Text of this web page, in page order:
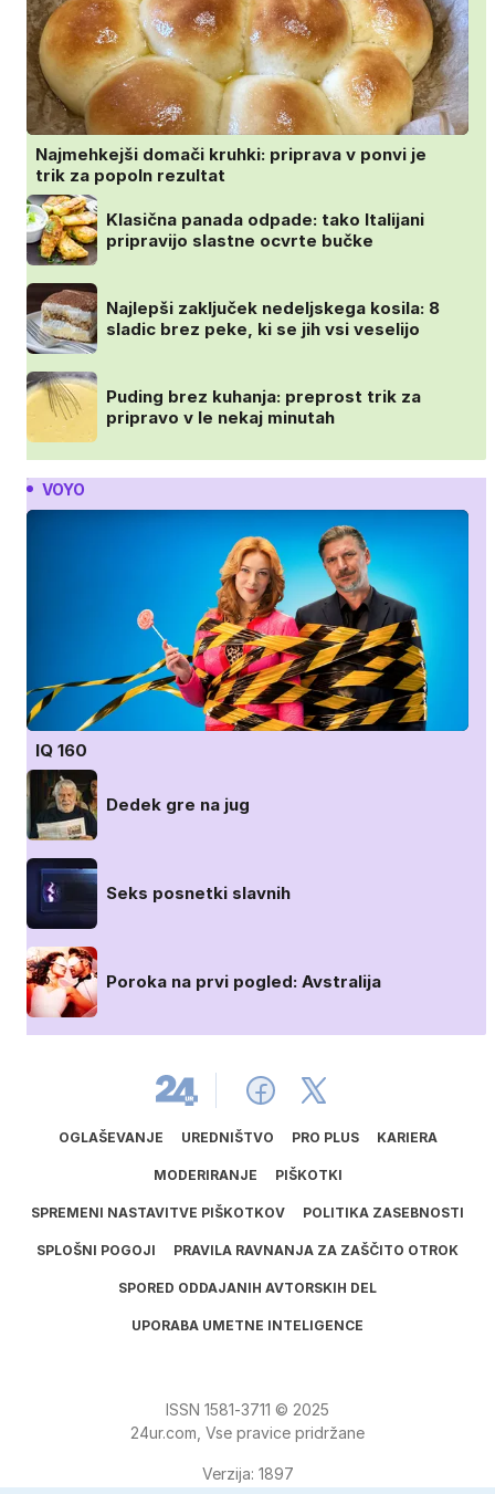
Najmehkejši domači kruhki: priprava v ponvi je
trik za popoln rezultat
Klasična panada odpade: tako Italijani
pripravijo slastne ocvrte bučke
Najlepši zaključek nedeljskega kosila: 8
sladic brez peke, ki se jih vsi veselijo
Puding brez kuhanja: preprost trik za
pripravo v le nekaj minutah
VOYO
IQ 160
Dedek gre na jug
Seks posnetki slavnih
Poroka na prvi pogled: Avstralija
OGLAŠEVANJE UREDNIŠTVO PRO PLUS KARIERA
MODERIRANJE PIŠKOTKI
SPREMENI NASTAVITVE PIŠKOTKOV POLITIKA ZASEBNOSTI
SPLOŠNI POGOJI PRAVILA RAVNANJA ZA ZAŠČITO OTROK
SPORED ODDAJANIH AVTORSKIH DEL
UPORABA UMETNE INTELIGENCE
ISSN 1581‑3711 © 2025
24ur.com, Vse pravice pridržane
Verzija: 1897